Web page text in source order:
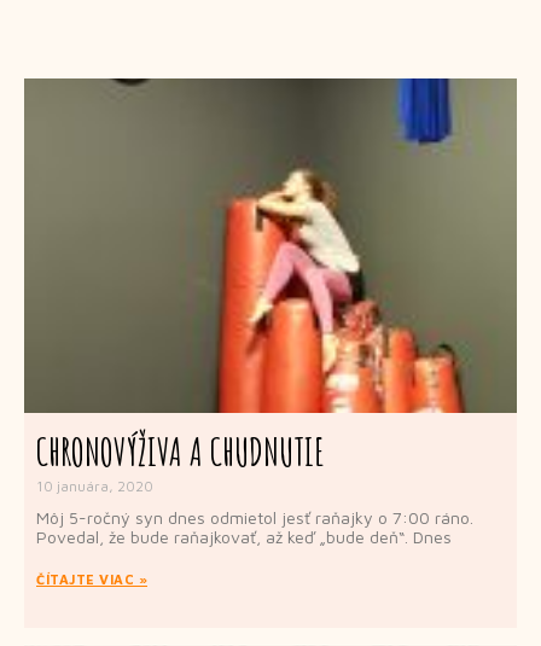
CHRONOVÝŽIVA A CHUDNUTIE
10 januára, 2020
Môj 5-ročný syn dnes odmietol jesť raňajky o 7:00 ráno.
Povedal, že bude raňajkovať, až keď „bude deň“. Dnes
ČÍTAJTE VIAC »